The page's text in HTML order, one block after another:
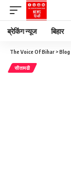
ब्रेकिंग न्यूज बिहार
The Voice Of Bihar >Blog
सीतामढी